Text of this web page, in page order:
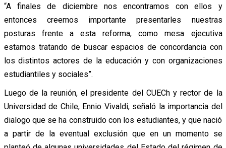
“A finales de diciembre nos encontramos con ellos y
entonces creemos importante presentarles nuestras
posturas frente a esta reforma, como mesa ejecutiva
estamos tratando de buscar espacios de concordancia con
los distintos actores de la educación y con organizaciones
estudiantiles y sociales”.
Luego de la reunión, el presidente del CUECh y rector de la
Universidad de Chile, Ennio Vivaldi, señaló la importancia del
dialogo que se ha construido con los estudiantes, y que nació
a partir de la eventual exclusión que en un momento se